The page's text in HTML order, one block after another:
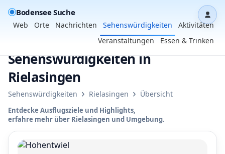
Bodensee Suche
Web Orte Nachrichten Sehenswürdigkeiten
Aktivitäten
Veranstaltungen
Essen & Trinken
Sehenswürdigkeiten in
Rielasingen
Sehenswürdigkeiten › Rielasingen › Übersicht
Entdecke Ausflugsziele und Highlights,
erfahre mehr über Rielasingen und Umgebung.